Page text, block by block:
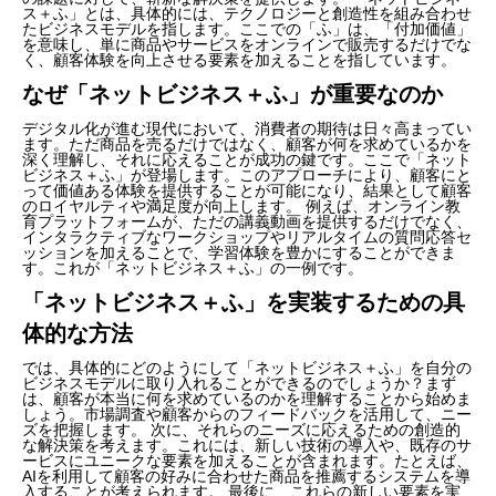
ス＋ふ」とは、具体的には、テクノロジーと創造性を組み合わせ
たビジネスモデルを指します。ここでの「ふ」は、「付加価値」
を意味し、単に商品やサービスをオンラインで販売するだけでな
く、顧客体験を向上させる要素を加えることを指しています。
なぜ「ネットビジネス＋ふ」が重要なのか
デジタル化が進む現代において、消費者の期待は日々高まってい
ます。ただ商品を売るだけではなく、顧客が何を求めているかを
深く理解し、それに応えることが成功の鍵です。ここで「ネット
ビジネス＋ふ」が登場します。このアプローチにより、顧客にと
って価値ある体験を提供することが可能になり、結果として顧客
のロイヤルティや満足度が向上します。 例えば、オンライン教
育プラットフォームが、ただの講義動画を提供するだけでなく、
インタラクティブなワークショップやリアルタイムの質問応答セ
ッションを加えることで、学習体験を豊かにすることができま
す。これが「ネットビジネス＋ふ」の一例です。
「ネットビジネス＋ふ」を実装するための具
体的な方法
では、具体的にどのようにして「ネットビジネス＋ふ」を自分の
ビジネスモデルに取り入れることができるのでしょうか？まず
は、顧客が本当に何を求めているのかを理解することから始めま
しょう。市場調査や顧客からのフィードバックを活用して、ニー
ズを把握します。 次に、それらのニーズに応えるための創造的
な解決策を考えます。これには、新しい技術の導入や、既存のサ
ービスにユニークな要素を加えることが含まれます。たとえば、
AIを利用して顧客の好みに合わせた商品を推薦するシステムを導
入することが考えられます。 最後に、これらの新しい要素を実